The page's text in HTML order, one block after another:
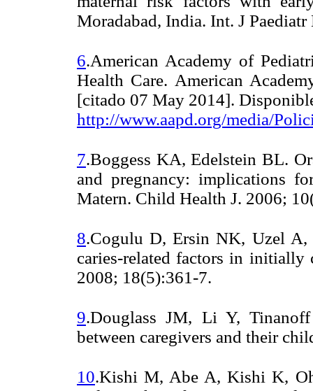
Moradabad, India. Int. J
6.American Academy of
Health Care. American
[citado 07 May 2014].
http://www.aapd.org/media/
7.Boggess KA, Edelstein BL.
and pregnancy: implications
Matern. Child Health J. 2006;
8.Cogulu D, Ersin NK, Uzel
caries-related factors in initially
2008; 18(5):361-7.
9.Douglass JM, Li Y,
between caregivers and their
10.Kishi M, Abe A, Kishi K,